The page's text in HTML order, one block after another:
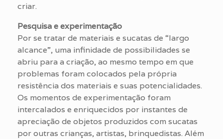
criar.
Pesquisa e experimentação
Por se tratar de materiais e sucatas de “largo
alcance”, uma infinidade de possibilidades se
abriu para a criação, ao mesmo tempo em que
problemas foram colocados pela própria
resistência dos materiais e suas potencialidades.
Os momentos de experimentação foram
intercalados e enriquecidos por instantes de
apreciação de objetos produzidos com sucatas
por outras crianças, artistas, brinquedistas. Além